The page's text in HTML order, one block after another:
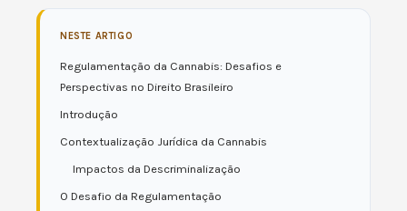
NESTE ARTIGO
Regulamentação da Cannabis: Desafios e
Perspectivas no Direito Brasileiro
Introdução
Contextualização Jurídica da Cannabis
Impactos da Descriminalização
O Desafio da Regulamentação